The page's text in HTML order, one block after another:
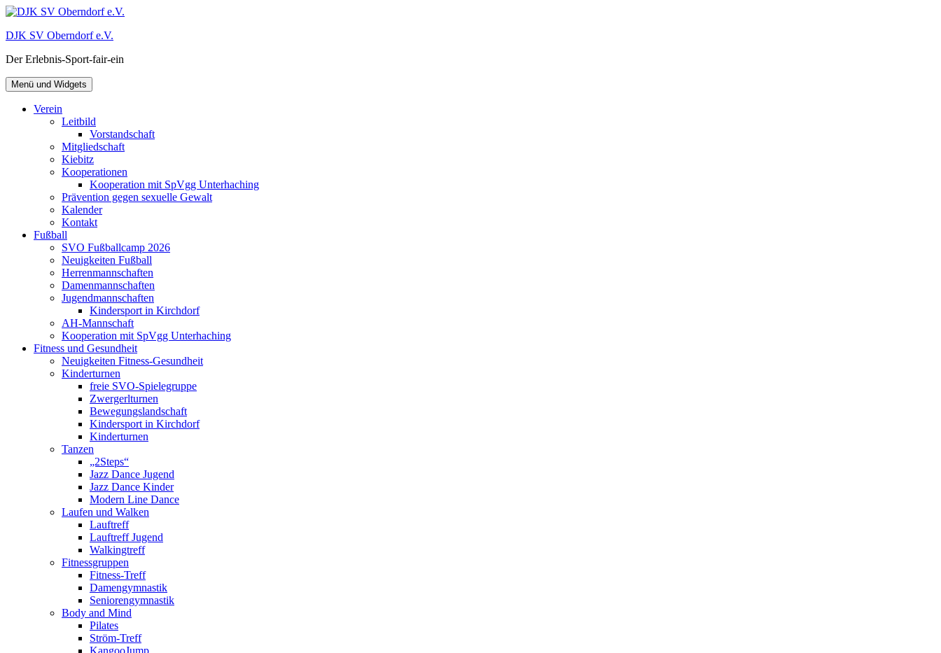
Zum
springen
DJK SV Oberndorf e.V.
Der Erlebnis-Sport-fair-ein
Menü und Widgets
Verein
Leitbild
Vorstandschaft
Mitgliedschaft
Kiebitz
Kooperationen
Kooperation mit SpVgg Unterhaching
Prävention gegen sexuelle Gewalt
Kalender
Kontakt
Fußball
SVO Fußballcamp 2026
Neuigkeiten Fußball
Herrenmannschaften
Damenmannschaften
Jugendmannschaften
Kindersport in Kirchdorf
AH-Mannschaft
Kooperation mit SpVgg Unterhaching
Fitness und Gesundheit
Neuigkeiten Fitness-Gesundheit
Kinderturnen
freie SVO-Spielegruppe
Zwergerlturnen
Bewegungslandschaft
Kindersport in Kirchdorf
Kinderturnen
Tanzen
„2Steps“
Jazz Dance Jugend
Jazz Dance Kinder
Modern Line Dance
Laufen und Walken
Lauftreff
Lauftreff Jugend
Walkingtreff
Fitnessgruppen
Fitness-Treff
Damengymnastik
Seniorengymnastik
Body and Mind
Pilates
Ström-Treff
KangooJump